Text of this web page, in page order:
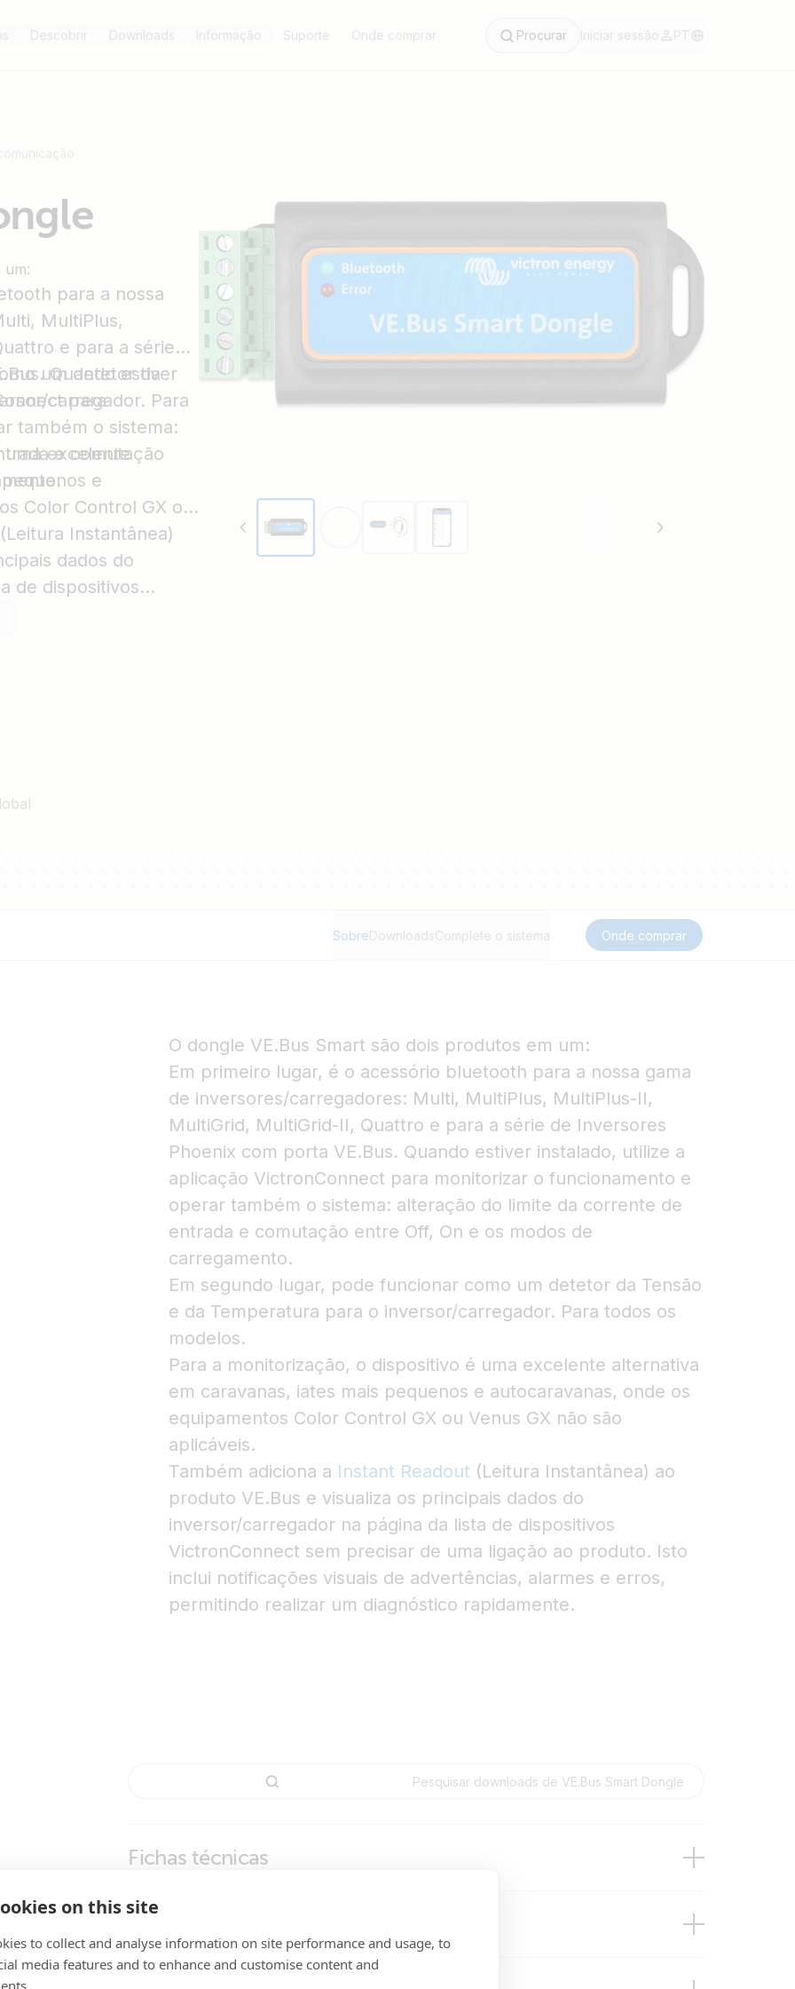
on this site
to collect and analyse information on site performance and usage, to
media features and to enhance and customise content and
Descobrir Downloads Informação Suporte Onde comprar Procurar Iniciar sessão PT
um:
para a nossa
MultiPlus,
e para a série
Quando estiver
para
também o sistema:
e comutação
um detetor da
carregador. Para
uma excelente
e
Color Control GX ou
(Leitura Instantânea)
dados do
de dispositivos
ao produto.
rapidamente.
SobreDownloadsComplete o sistema Onde comprar
O dongle VE.Bus Smart são dois produtos em um:
Em primeiro lugar, é o acessório bluetooth para a nossa gama
de inversores/carregadores: Multi, MultiPlus, MultiPlus-II,
MultiGrid, MultiGrid-II, Quattro e para a série de Inversores
Phoenix com porta VE.Bus. Quando estiver instalado, utilize a
aplicação VictronConnect para monitorizar o funcionamento e
operar também o sistema: alteração do limite da corrente de
entrada e comutação entre Off, On e os modos de
carregamento.
Em segundo lugar, pode funcionar como um detetor da Tensão
e da Temperatura para o inversor/carregador. Para todos os
modelos.
Para a monitorização, o dispositivo é uma excelente alternativa
em caravanas, iates mais pequenos e autocaravanas, onde os
equipamentos Color Control GX ou Venus GX não são
aplicáveis.
Também adiciona a Instant Readout (Leitura Instantânea) ao
produto VE.Bus e visualiza os principais dados do
inversor/carregador na página da lista de dispositivos
VictronConnect sem precisar de uma ligação ao produto. Isto
inclui notificações visuais de advertências, alarmes e erros,
permitindo realizar um diagnóstico rapidamente.
Fichas técnicas
Temperature Sensors
VE.Bus Smart Dongle